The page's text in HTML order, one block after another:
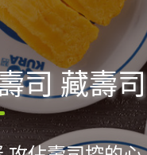
司 藏壽司